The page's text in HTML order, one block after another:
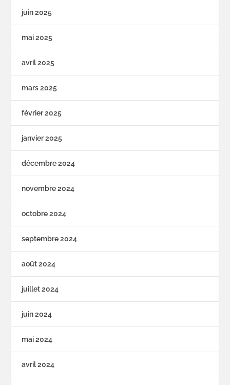
juin 2025
mai 2025
avril 2025
mars 2025
février 2025
janvier 2025
décembre 2024
novembre 2024
octobre 2024
septembre 2024
août 2024
juillet 2024
juin 2024
mai 2024
avril 2024